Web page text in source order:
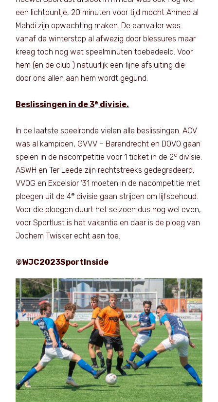
een lichtpuntje, 20 minuten voor tijd mocht Ahmed al
Mahdi zijn opwachting maken. De aanvaller was
vanaf de winterstop al afwezig door blessures maar
kreeg toch nog wat speelminuten toebedeeld. Voor
hem (en de club ) natuurlijk een fijne afsluiting die
door ons allen aan hem wordt gegund.
Beslissingen in de 3edivisie.
In de laatste speelronde vielen alle beslissingen. ACV
was al kampioen, GVVV – Barendrecht en DOVO gaan
spelen in de nacompetitie voor 1 ticket in de 2e divisie.
ASWH en Ter Leede zijn rechtstreeks gedegradeerd,
VVOG en Excelsior ’31 moeten in de nacompetitie met
ploegen uit de 4e divisie gaan strijden om lijfsbehoud.
Voor die ploegen duurt het seizoen dus nog wel even,
voor Sportlust is het vakantie en daar is de ploeg van
Jochem Twisker echt aan toe.
©WJC2023SportInside